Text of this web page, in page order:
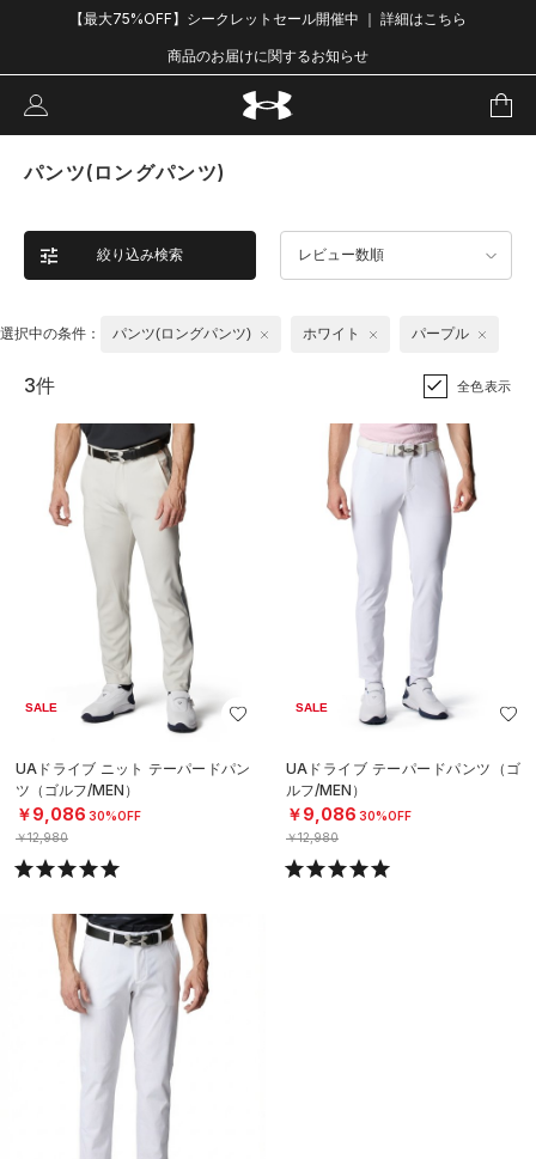
【最大75%OFF】シークレットセール開催中 ｜ 詳細はこちら
商品のお届けに関するお知らせ
パンツ(ロングパンツ)
絞り込み検索 レビュー数順
選択中の条件： パンツ(ロングパンツ) ホワイト パープル
3件 全色表示
SALE
UAドライブ ニット テーパードパン
ツ（ゴルフ/MEN）
￥9,086 30%OFF
￥12,980
SALE
UAドライブ テーパードパンツ（ゴ
ルフ/MEN）
￥9,086 30%OFF
￥12,980